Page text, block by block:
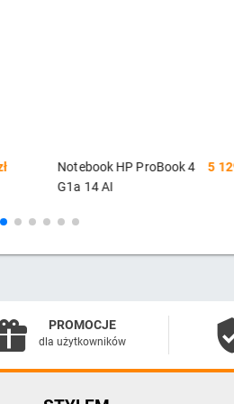
Notebook HP ProBook 4
G1a 14 AI
220/24GB/SSD512GB/R
5
PROMOCJE
dla użytkowników